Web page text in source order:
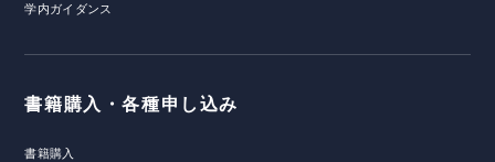
学内ガイダンス
書籍購入・各種申し込み
書籍購入